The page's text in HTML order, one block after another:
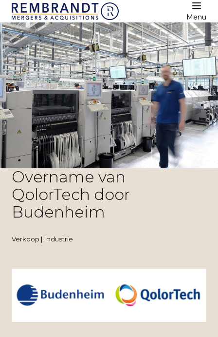
Menu
Overname van
QolorTech door
Budenheim
Verkoop | Industrie